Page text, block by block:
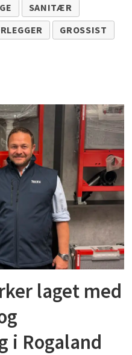
SANITÆR
GROSSIST
laget med
i Rogaland